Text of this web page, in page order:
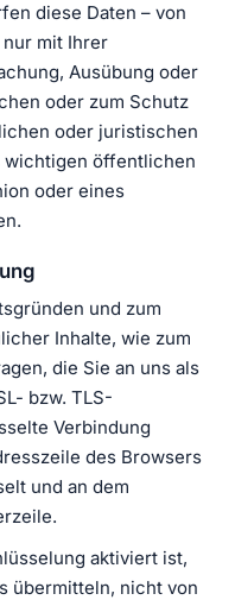
diese Daten – von
mit Ihrer
Ausübung oder
oder zum Schutz
oder juristischen
wichtigen öffentlichen
oder eines
und zum
Inhalte, wie zum
die Sie an uns als
bzw. TLS-
Verbindung
des Browsers
und an dem
aktiviert ist,
übermitteln, nicht von